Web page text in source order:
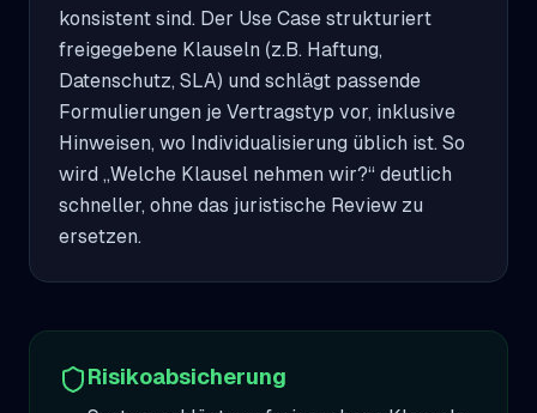
konsistent sind. Der Use Case strukturiert
freigegebene Klauseln (z.B. Haftung,
Datenschutz, SLA) und schlägt passende
Formulierungen je Vertragstyp vor, inklusive
Hinweisen, wo Individualisierung üblich ist. So
wird „Welche Klausel nehmen wir?“ deutlich
schneller, ohne das juristische Review zu
ersetzen.
Risikoabsicherung